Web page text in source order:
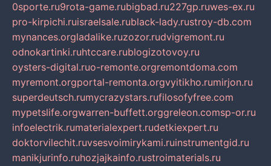
0sporte.ru9rota-game.rubigbad.ru227gp.ruwes-ex.ru
pro-kirpichi.ruisraelsale.rublack-lady.rustroy-db.com
mynances.orgladalike.ruzozor.rudvigremont.ru
odnokartinki.ruhtccare.rublogizotovoy.ru
oysters-digital.ruo-remonte.orgremontdoma.com
myremont.orgportal-remonta.orgvyitikho.rumirjon.ru
superdeutsch.rumycrazystars.rufilosofyfree.com
mypetslife.orgwarren-buffett.orggreleon.comsp-or.ru
infoelectrik.rumaterialexpert.rudetkiexpert.ru
doktorvilechit.ruvsesvoimirykami.ruinstrumentgid.ru
manikjurinfo.ruhozjajkainfo.rustroimaterials.ru